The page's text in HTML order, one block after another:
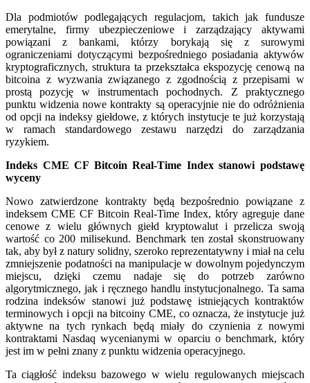
Dla podmiotów podlegających regulacjom, takich jak fundusze
emerytalne, firmy ubezpieczeniowe i zarządzający aktywami
powiązani z bankami, którzy borykają się z surowymi
ograniczeniami dotyczącymi bezpośredniego posiadania aktywów
kryptograficznych, struktura ta przekształca ekspozycję cenową na
bitcoina z wyzwania związanego z zgodnością z przepisami w
prostą pozycję w instrumentach pochodnych. Z praktycznego
punktu widzenia nowe kontrakty są operacyjnie nie do odróżnienia
od opcji na indeksy giełdowe, z których instytucje te już korzystają
w ramach standardowego zestawu narzędzi do zarządzania
ryzykiem.
Indeks CME CF Bitcoin Real-Time Index stanowi podstawę
wyceny
Nowo zatwierdzone kontrakty będą bezpośrednio powiązane z
indeksem CME CF Bitcoin Real-Time Index, który agreguje dane
cenowe z wielu głównych giełd kryptowalut i przelicza swoją
wartość co 200 milisekund. Benchmark ten został skonstruowany
tak, aby był z natury solidny, szeroko reprezentatywny i miał na celu
zmniejszenie podatności na manipulacje w dowolnym pojedynczym
miejscu, dzięki czemu nadaje się do potrzeb zarówno
algorytmicznego, jak i ręcznego handlu instytucjonalnego. Ta sama
rodzina indeksów stanowi już podstawę istniejących kontraktów
terminowych i opcji na bitcoiny CME, co oznacza, że instytucje już
aktywne na tych rynkach będą miały do czynienia z nowymi
kontraktami Nasdaq wycenianymi w oparciu o benchmark, który
jest im w pełni znany z punktu widzenia operacyjnego.
Ta ciągłość indeksu bazowego w wielu regulowanych miejscach